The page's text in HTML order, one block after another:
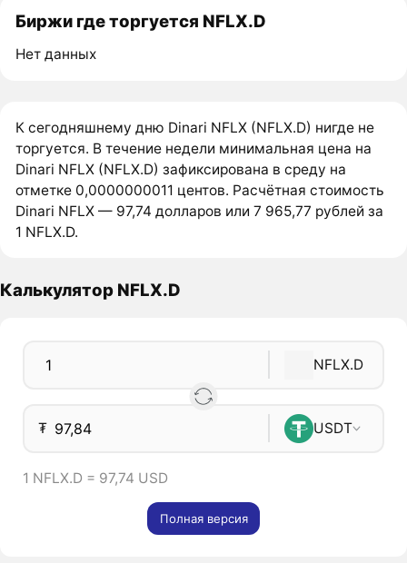
Биржи где торгуется NFLX.D
Нет данных
К сегодняшнему дню Dinari NFLX (NFLX.D) нигде не
торгуется. В течение недели минимальная цена на
Dinari NFLX (NFLX.D) зафиксирована в среду на
отметке 0,0000000011 центов. Расчётная стоимость
Dinari NFLX — 97,74 долларов или 7 965,77 рублей за
1 NFLX.D.
Калькулятор NFLX.D
NFLX.D
₮ USDT
1 NFLX.D = 97,74 USD
Полная версия